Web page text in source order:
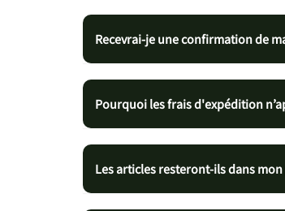
Recevrai-je une confirmation de
Pourquoi les frais d'expédition
Les articles resteront-ils dans